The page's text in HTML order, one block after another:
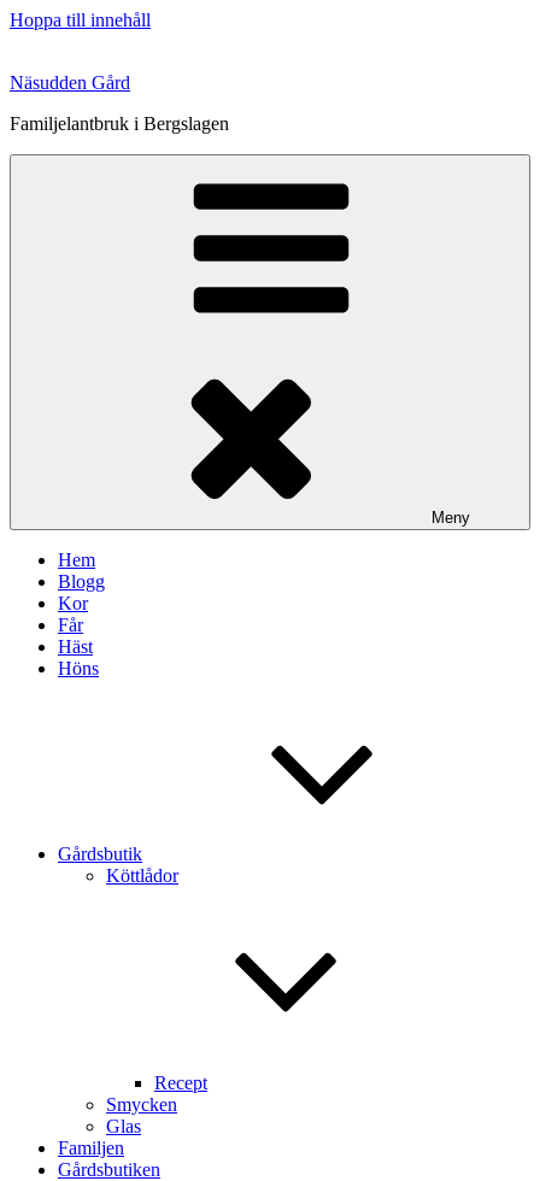
Hoppa till innehåll
Näsudden Gård
Familjelantbruk i Bergslagen
Meny
Hem
Blogg
Kor
Får
Häst
Höns
Gårdsbutik
Köttlådor
Recept
Smycken
Glas
Familjen
Gårdsbutiken